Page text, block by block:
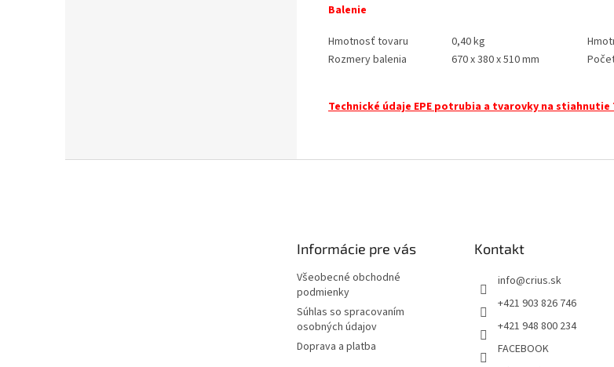
Balenie
Hmotnosť tovaru
0,40 kg
Rozmery balenia
670 x 380 x 510 mm
Technické údaje EPE potrubia a tvarovky na stiahnutie
Informácie pre vás
Všeobecné obchodné
podmienky
Súhlas so spracovaním
osobných údajov
Doprava a platba
Kontakt
info@crius.sk
+421 903 826 746
+421 948 800 234
FACEBOOK